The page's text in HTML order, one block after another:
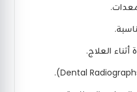
العلاج.